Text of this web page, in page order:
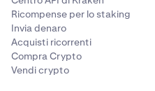
Ricompense per lo staking
Invia denaro
Acquisti ricorrenti
Compra Crypto
Vendi crypto